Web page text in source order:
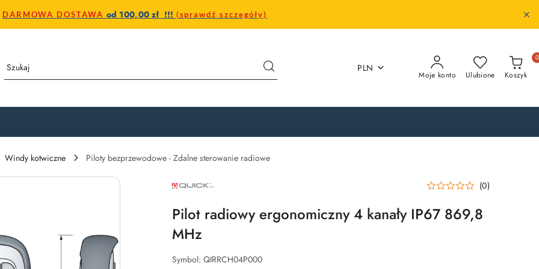
DARMOWA DOSTAWA od 100,00 zł !!! (sprawdź szczegóły)
PLN
Moje konto Ulubione Koszyk
0
Windy kotwiczne
Piloty bezprzewodowe - Zdalne sterowanie radiowe
NAZWA
PRODUCENTA: (0)
Pilot radiowy ergonomiczny 4 kanały IP67 869,8
MHz
Symbol: QIRRCH04P000